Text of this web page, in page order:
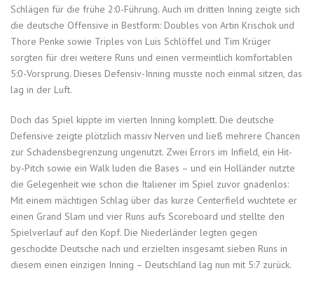
Schlägen für die frühe 2:0-Führung. Auch im dritten Inning zeigte sich
die deutsche Offensive in Bestform: Doubles von Artin Krischok und
Thore Penke sowie Triples von Luis Schlöffel und Tim Krüger
sorgten für drei weitere Runs und einen vermeintlich komfortablen
5:0-Vorsprung. Dieses Defensiv-Inning musste noch einmal sitzen, das
lag in der Luft.
Doch das Spiel kippte im vierten Inning komplett. Die deutsche
Defensive zeigte plötzlich massiv Nerven und ließ mehrere Chancen
zur Schadensbegrenzung ungenutzt. Zwei Errors im Infield, ein Hit-
by-Pitch sowie ein Walk luden die Bases – und ein Holländer nutzte
die Gelegenheit wie schon die Italiener im Spiel zuvor gnadenlos:
Mit einem mächtigen Schlag über das kurze Centerfield wuchtete er
einen Grand Slam und vier Runs aufs Scoreboard und stellte den
Spielverlauf auf den Kopf. Die Niederländer legten gegen
geschockte Deutsche nach und erzielten insgesamt sieben Runs in
diesem einen einzigen Inning – Deutschland lag nun mit 5:7 zurück.